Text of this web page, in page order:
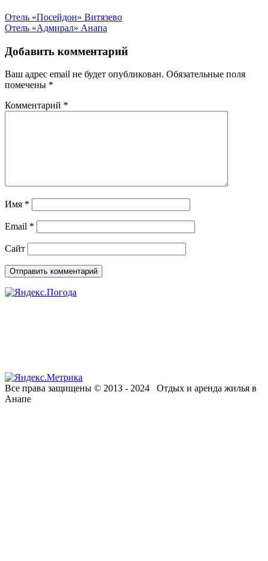
Отель «Посейдон» Витязево
Отель «Адмирал» Анапа
Добавить комментарий
Ваш адрес email не будет опубликован. Обязательные поля
помечены *
Комментарий *
Имя *
Email *
Сайт
Все права защищены © 2013 - 2024 Отдых и аренда жилья в
Анапе